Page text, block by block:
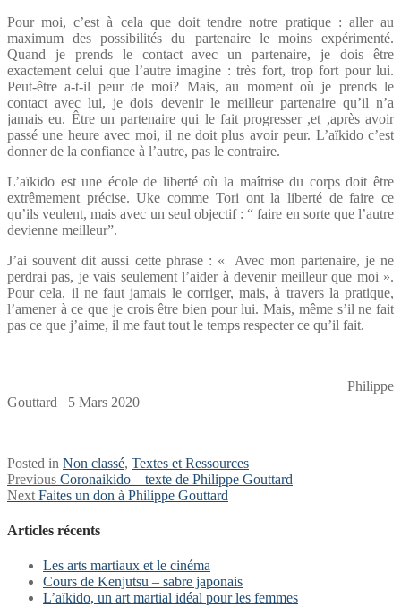
Pour moi, c’est à cela que doit tendre notre pratique : aller au
maximum des possibilités du partenaire le moins expérimenté.
Quand je prends le contact avec un partenaire, je dois être
exactement celui que l’autre imagine : très fort, trop fort pour lui.
Peut-être a-t-il peur de moi? Mais, au moment où je prends le
contact avec lui, je dois devenir le meilleur partenaire qu’il n’a
jamais eu. Être un partenaire qui le fait progresser ,et ,après avoir
passé une heure avec moi, il ne doit plus avoir peur. L’aïkido c’est
donner de la confiance à l’autre, pas le contraire.
L’aïkido est une école de liberté où la maîtrise du corps doit être
extrêmement précise. Uke comme Tori ont la liberté de faire ce
qu’ils veulent, mais avec un seul objectif : “ faire en sorte que l’autre
devienne meilleur”.
J’ai souvent dit aussi cette phrase : « Avec mon partenaire, je ne
perdrai pas, je vais seulement l’aider à devenir meilleur que moi ».
Pour cela, il ne faut jamais le corriger, mais, à travers la pratique,
l’amener à ce que je crois être bien pour lui. Mais, même s’il ne fait
pas ce que j’aime, il me faut tout le temps respecter ce qu’il fait.
Philippe
Gouttard 5 Mars 2020
Posted in Non classé, Textes et Ressources
Navigation
de
l’article
Previous Previous
post:
Coronaikido – texte de Philippe Gouttard
Next Next
Faites un don à Philippe Gouttard
Articles récents
Les arts martiaux et le cinéma
Cours de Kenjutsu – sabre japonais
L’aïkido, un art martial idéal pour les femmes